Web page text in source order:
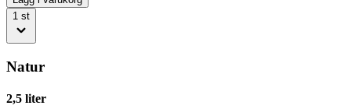
1 st
Natur
2,5 liter